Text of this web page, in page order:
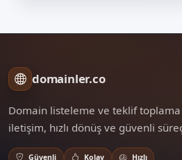
domainler.co
Domain listeleme ve teklif
iletişim, hızlı dönüş ve güvenli
Güvenli Kolay Hızlı